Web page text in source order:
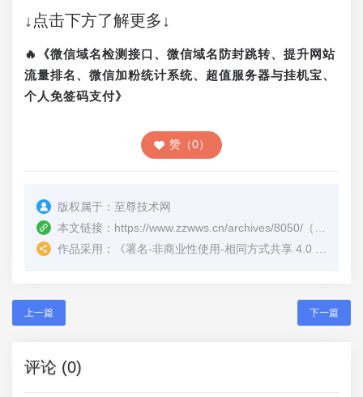
↓点击下方了解更多↓
🔥《微信域名检测接口、微信域名防封跳转、提升网站
流量排名、微信加粉统计系统、超值服务器与挂机宝、
个人免签码支付》
赞（0）
版权属于： 至尊技术网
本文链接： https://www.zzwws.cn/archives/8050/ （转载时请注明本文出处及文章链接）
作品采用：
《署名-非商业性使用-相同方式共享 4.0 国际 (CC BY-NC-SA 4.0)
上一篇 下一篇
评论 (0)